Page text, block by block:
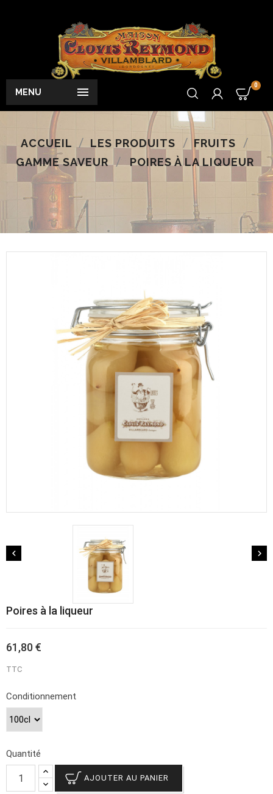

MENU
0
ACCUEIL LES PRODUITS
FRUITS
GAMME SAVEUR
POIRES À LA LIQUEUR
 
Poires à la liqueur
61,80 €
TTC
Conditionnement
Quantité
AJOUTER AU PANIER